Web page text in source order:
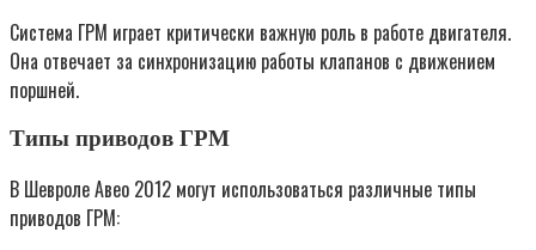
Система ГРМ играет критически важную роль в работе двигателя.
Она отвечает за синхронизацию работы клапанов с движением
поршней.
Типы приводов ГРМ
В Шевроле Авео 2012 могут использоваться различные типы
приводов ГРМ: